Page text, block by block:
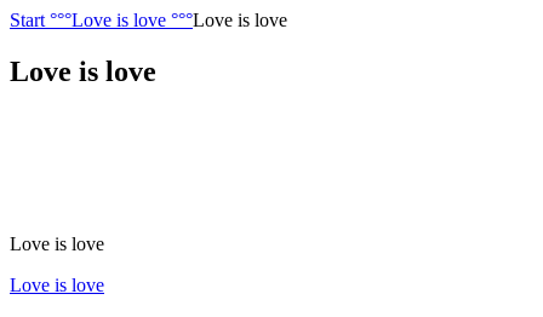
Start °°°Love is love °°°Love is love
Love is love
Love is love
Beitragsnavigation
Love is love